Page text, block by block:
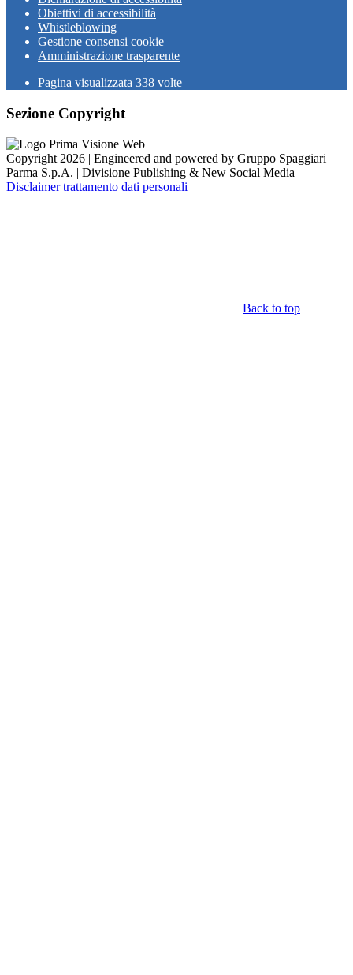
Obiettivi di accessibilità
Whistleblowing
Gestione consensi cookie
Amministrazione trasparente
Pagina visualizzata 338 volte
Sezione Copyright
Copyright 2026 | Engineered and powered by Gruppo Spaggiari
Parma S.p.A. | Divisione Publishing & New Social Media
Disclaimer trattamento dati personali
Back to top